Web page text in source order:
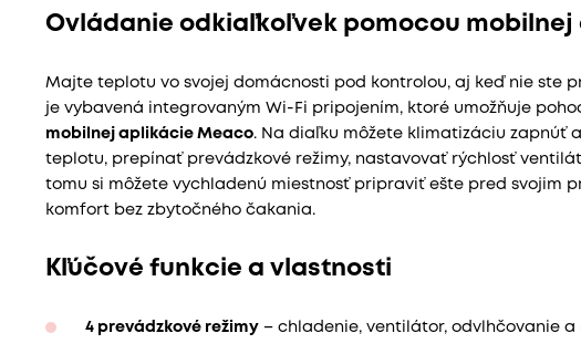
Ovládanie odkiaľkoľvek pomocou mobilnej
Majte teplotu vo svojej domácnosti pod kontrolou, aj keď nie ste
je vybavená integrovaným Wi-Fi pripojením, ktoré umožňuje
mobilnej aplikácie Meaco. Na diaľku môžete klimatizáciu zapnúť
teplotu, prepínať prevádzkové režimy, nastavovať rýchlosť
tomu si môžete vychladenú miestnosť pripraviť ešte pred svojim
komfort bez zbytočného čakania.
Kľúčové funkcie a vlastnosti
4 prevádzkové režimy– chladenie, ventilátor, odvlhčovanie a